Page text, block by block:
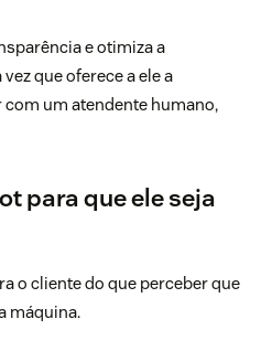
e otimiza a
que oferece a ele a
um atendente humano,
para que ele seja
o cliente do que perceber que
máquina.